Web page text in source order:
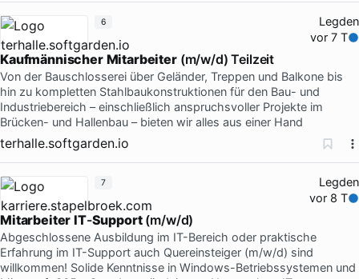
Legden
vor 7 T
Kaufmännischer Mitarbeiter(m/w/d) Teilzeit
Von der Bauschlosserei über Geländer, Treppen und Balkone bis
hin zu kompletten Stahlbaukonstruktionen für den Bau- und
Industriebereich – einschließlich anspruchsvoller Projekte im
Brücken- und Hallenbau – bieten wir alles aus einer Hand
terhalle.softgarden.io
6
Legden
vor 8 T
Mitarbeiter IT-Support(m/w/d)
Abgeschlossene Ausbildung im IT-Bereich oder praktische
Erfahrung im IT-Support auch Quereinsteiger (m/w/d) sind
willkommen! Solide Kenntnisse in Windows-Betriebssystemen und
7